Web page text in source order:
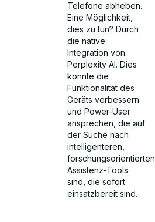
Telefone abheben.
Eine Möglichkeit,
dies zu tun? Durch
die native
Integration von
Perplexity AI. Dies
könnte die
Funktionalität des
Geräts verbessern
und Power-User
ansprechen, die auf
der Suche nach
intelligenteren,
forschungsorientierten
Assistenz-Tools
sind, die sofort
einsatzbereit sind.